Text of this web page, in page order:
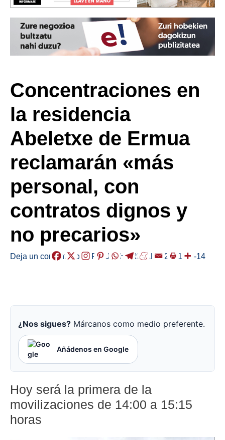
Concentraciones en
la residencia
Abeletxe de Ermua
reclamarán «más
personal, con
contratos dignos y
no precarios»
Deja un comentario /ERMUA, HERRIAK,/ 2021-10-14
¿Nos sigues? Márcanos como medio preferente.
Añádenos en Google
Hoy será la primera de la
movilizaciones de 14:00 a 15:15
horas